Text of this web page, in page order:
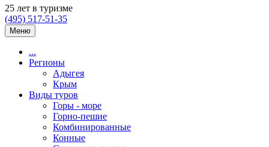
25 лет в туризме
(495) 517-51-35
Меню
...
Регионы
Адыгея
Крым
Виды туров
Горы - море
Горно-пешие
Комбинированные
Конные